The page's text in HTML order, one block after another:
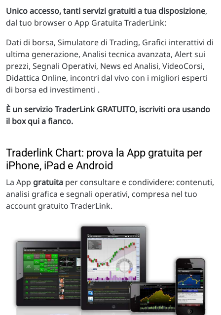
Unico accesso, tanti servizi gratuiti a tua disposizione,
dal tuo browser o App Gratuita TraderLink:
Dati di borsa, Simulatore di Trading, Grafici interattivi di
ultima generazione, Analisi tecnica avanzata, Alert sui
prezzi, Segnali Operativi, News ed Analisi, VideoCorsi,
Didattica Online, incontri dal vivo con i migliori esperti
di borsa ed investimenti .
È un servizio TraderLink GRATUITO, iscriviti ora usando
il box qui a fianco.
Traderlink Chart: prova la App gratuita per
iPhone, iPad e Android
La App gratuita per consultare e condividere: contenuti,
analisi grafica e segnali operativi, compresa nel tuo
account gratuito TraderLink.